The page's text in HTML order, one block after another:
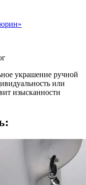
украшение ручной
или
изысканности